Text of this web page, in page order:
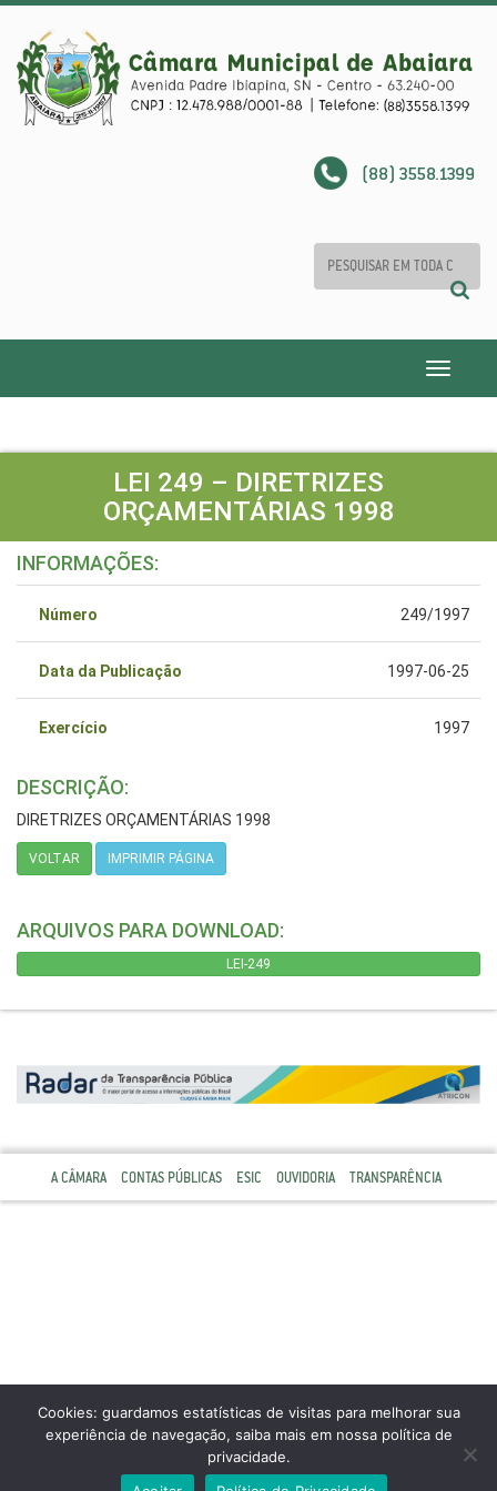
(88) 3558.1399
Toggle
LEI 249 – DIRETRIZES
ORÇAMENTÁRIAS 1998
INFORMAÇÕES:
Número 249/1997
Data da Publicação 1997-06-25
Exercício 1997
DESCRIÇÃO:
DIRETRIZES ORÇAMENTÁRIAS 1998
VOLTAR IMPRIMIR PÁGINA
ARQUIVOS PARA DOWNLOAD:
LEI-249
A CÂMARA CONTAS PÚBLICAS ESIC OUVIDORIA TRANSPARÊNCIA
Cookies: guardamos estatísticas de visitas para melhorar sua
experiência de navegação, saiba mais em nossa política de
privacidade.